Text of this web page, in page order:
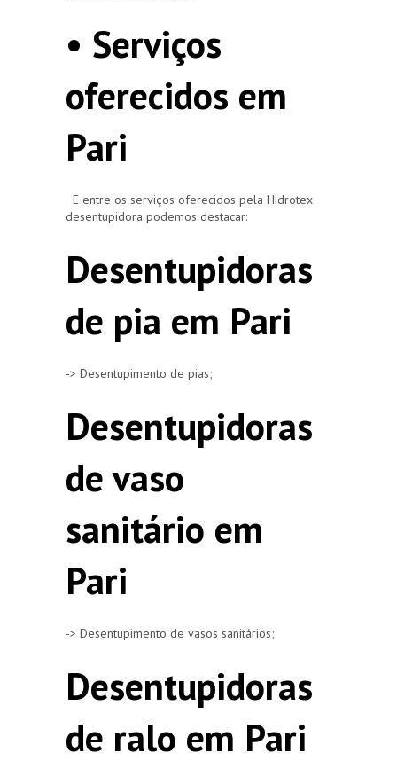
• Serviços
oferecidos em
Pari
E entre os serviços oferecidos pela Hidrotex
desentupidora podemos destacar:
Desentupidoras
de pia em Pari
-> Desentupimento de pias;
Desentupidoras
de vaso
sanitário em
Pari
-> Desentupimento de vasos sanitários;
Desentupidoras
de ralo em Pari